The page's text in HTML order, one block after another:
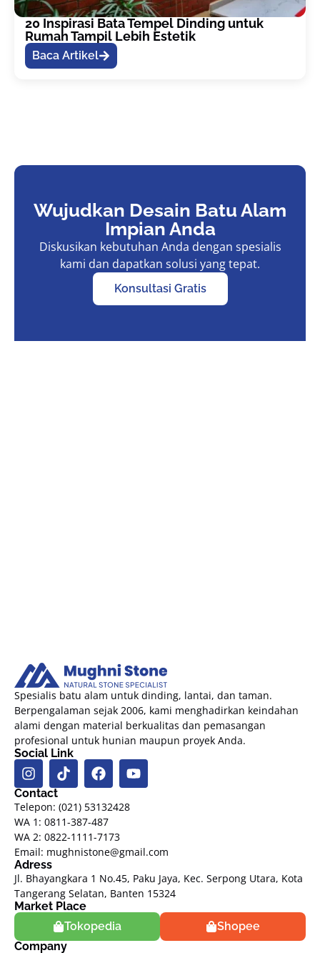
20 Inspirasi Bata Tempel Dinding untuk
Rumah Tampil Lebih Estetik
Baca Artikel
Wujudkan Desain Batu Alam
Impian Anda
Diskusikan kebutuhan Anda dengan spesialis
kami dan dapatkan solusi yang tepat.
Konsultasi Gratis
Spesialis batu alam untuk dinding, lantai, dan taman.
Berpengalaman sejak 2006, kami menghadirkan keindahan
alami dengan material berkualitas dan pemasangan
profesional untuk hunian maupun proyek Anda.
Social Link
Contact
Telepon: (021) 53132428
WA 1: 0811-387-487
WA 2: 0822-1111-7173
Email: mughnistone@gmail.com
Adress
Jl. Bhayangkara 1 No.45, Paku Jaya, Kec. Serpong Utara, Kota
Tangerang Selatan, Banten 15324
Market Place
Tokopedia
Shopee
Company